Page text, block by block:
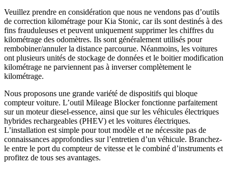
Veuillez prendre en considération que nous ne vendons pas d’outils
de correction kilométrage pour Kia Stonic, car ils sont destinés à des
fins frauduleuses et peuvent uniquement supprimer les chiffres du
kilométrage des odomètres. Ils sont généralement utilisés pour
rembobiner/annuler la distance parcourue. Néanmoins, les voitures
ont plusieurs unités de stockage de données et le boitier modification
kilométrage ne parviennent pas à inverser complètement le
kilométrage.
Nous proposons une grande variété de dispositifs qui bloque
compteur voiture. L’outil Mileage Blocker fonctionne parfaitement
sur un moteur diesel-essence, ainsi que sur les véhicules électriques
hybrides rechargeables (PHEV) et les voitures électriques.
L’installation est simple pour tout modèle et ne nécessite pas de
connaissances approfondies sur l’entretien d’un véhicule. Branchez-
le entre le port du compteur de vitesse et le combiné d’instruments et
profitez de tous ses avantages.